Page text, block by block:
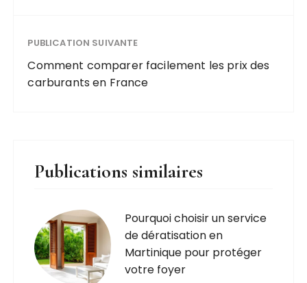
PUBLICATION SUIVANTE
Comment comparer facilement les prix des
carburants en France
Publications similaires
Pourquoi choisir un service
de dératisation en
Martinique pour protéger
votre foyer